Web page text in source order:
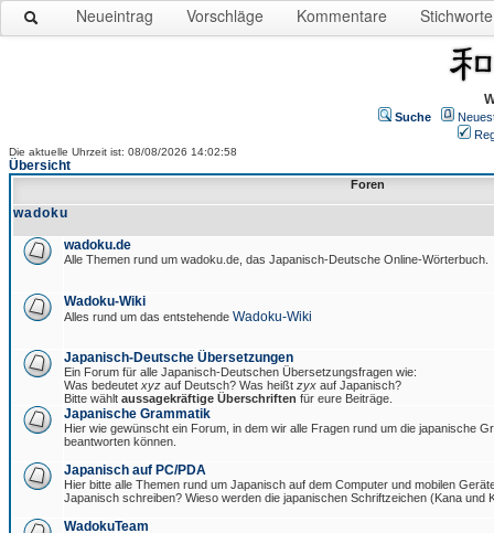
Neueintrag Vorschläge Kommentare Stichworte
Suche
Die aktuelle Uhrzeit ist: 08/08/2026 14:02:58
Übersicht
Foren
wadoku
wadoku.de
Alle Themen rund um wadoku.de, das Japanisch-Deutsche Online-Wörterbuch.
Wadoku-Wiki
Alles rund um das entstehende Wadoku-Wiki
Japanisch-Deutsche Übersetzungen
Ein Forum für alle Japanisch-Deutschen Übersetzungsfragen wie:
Was bedeutet xyz auf Deutsch? Was heißt zyx auf Japanisch?
Bitte wählt aussagekräftige Überschriften für eure Beiträge.
Japanische Grammatik
Hier wie gewünscht ein Forum, in dem wir alle Fragen rund um die japanische
beantworten können.
Japanisch auf PC/PDA
Hier bitte alle Themen rund um Japanisch auf dem Computer und mobilen
Japanisch schreiben? Wieso werden die japanischen Schriftzeichen (Kana und
WadokuTeam